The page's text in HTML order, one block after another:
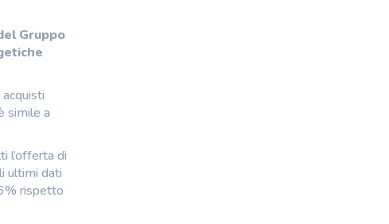
Gruppo
simile a
l’offerta di
ultimi dati
rispetto